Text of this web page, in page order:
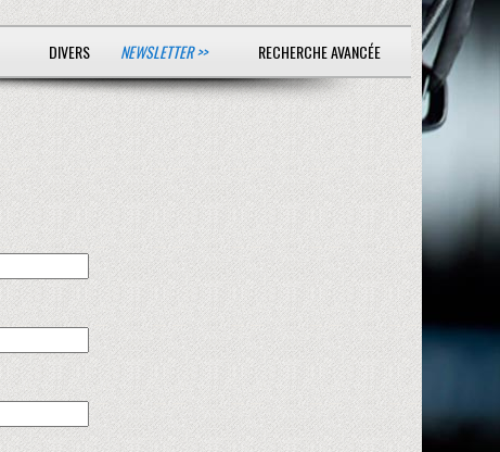
DIVERS NEWSLETTER >> RECHERCHE AVANCÉE